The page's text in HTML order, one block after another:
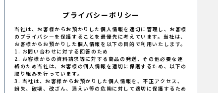
プライバシーポリシー
当社は、お客様からお預かりした個人情報を適切に管理し、お客様
のプライバシーを保護することを最優先に考えています。当社は、
お客様からお預かりした個人情報を以下の目的で利用いたします。
1. お問い合わせに対する回答のため
2. お客様からの資料請求等に対する商品の発送、その他必要な連
絡のため当社は、お客様の個人情報を適切に保護するため、以下の
取り組みを行っています。
3. 当社は、お客様からお預かりした個人情報を、不正アクセス、
紛失、破壊、改ざん、漏えい等の危険に対して適切に保護するため